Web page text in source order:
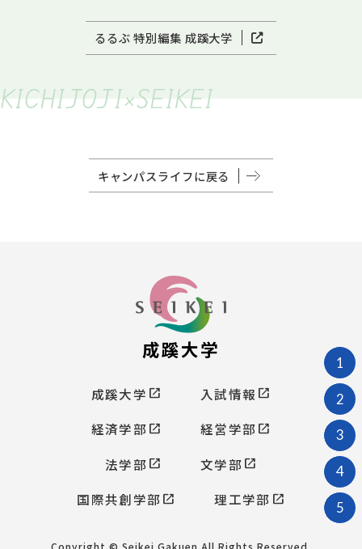
るるぶ 特別編集 成蹊大学
キャンパスライフに戻る
1
2
3
4
5
成蹊大学
成蹊大学 open_in_new 入試情報 open_in_new
経済学部open_in_new 経営学部open_in_new
法学部open_in_new 文学部open_in_new
国際共創学部open_in_new 理工学部 open_in_new
Copyright © Seikei Gakuen All Rights Reserved.